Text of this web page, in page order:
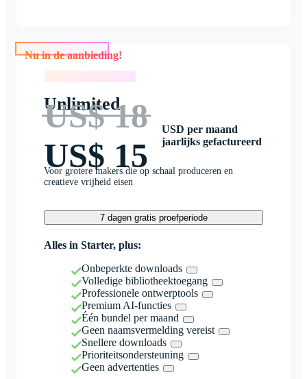
Nu in de aanbieding!
Unlimited
US$ 18
US$ 15
USD per maand
jaarlijks gefactureerd
Voor grotere makers die op schaal produceren en
creatieve vrijheid eisen
7 dagen gratis proefperiode
Alles in Starter, plus:
Onbeperkte downloads
Volledige bibliotheektoegang
Professionele ontwerptools
Premium AI-functies
Één bundel per maand
Geen naamsvermelding vereist
Snellere downloads
Prioriteitsondersteuning
Geen advertenties